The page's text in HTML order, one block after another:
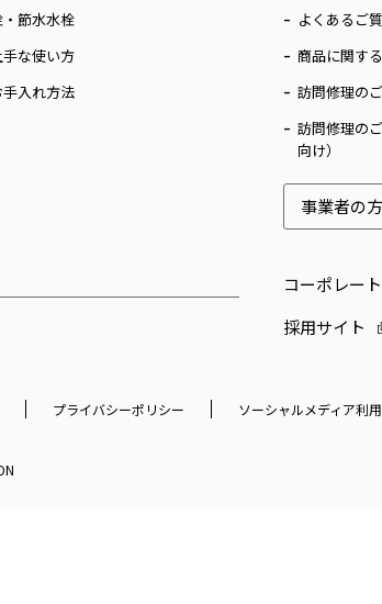
節水水栓
な使い方
入れ方法
よくあるご
商品に関す
訪問修理の
訪問修理の
向け）
事業者の
コーポレー
採用サイト
プライバシーポリシー ソーシャルメディア利